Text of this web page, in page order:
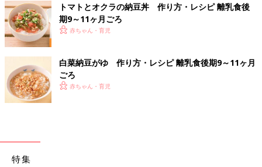
トマトとオクラの納豆丼 作り方・レシピ 離乳食後
期9～11ヶ月ごろ
赤ちゃん・育児
白菜納豆がゆ 作り方・レシピ 離乳食後期9～11ヶ月
ごろ
赤ちゃん・育児
特集